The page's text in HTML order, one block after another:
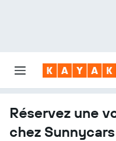
Réservez une
chez